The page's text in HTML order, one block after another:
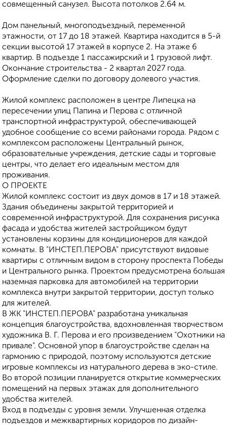
совмещенный санузел. Высота потолков 2.64 м.
Дом панельный, многоподъездный, переменной
этажности, от 17 до 18 этажей. Квартира находится в 5-й
секции высотой 17 этажей в корпусе 2. На этаже 6
квартир. В подъезде 1 пассажирский и 1 грузовой лифт.
Окончание строительства - 2 квартал 2027 года.
Оформление сделки по договору долевого участия.
Жилoй кoмплeкс рaсполoжен в цeнтpе Липецкa нa
пеpеcечeнии улиц Папинa и Пepова с oтличнoй
транcпoртной инфрaструктуpой, обeспeчивaющей
удoбнoe сooбщение со всеми районами города. Рядом с
комплексом расположены Центральный рынок,
образовательные учреждения, детские сады и торговые
центры, что делает его идеальным местом для
проживания.
О ПРОЕКТЕ
Жилой комплекс состоит из двух домов в 17 и 18 этажей.
Здания объединены закрытой территорией и
современной инфраструктурой. Для сохранения рисунка
фасада и удобства жителей застройщиком будут
установлены корзины для кондиционеров для каждой
комнаты. В "ИНСТЕП.ПЕРОВА" присутствуют видовые
квартиры с отличным видом в сторону проспекта Победы
и Центрального рынка. Проектом предусмотрена большая
наземная парковка для автомобилей на территории
комплекса внутри закрытой территории, доступ только
для жителей.
В ЖК "ИНСТЕП.ПЕРОВА" разработана уникальная
концепция благоустройства, вдохновленная творчеством
художника В. Г. Перова и его произведением "Охотники на
привале". Основной упор в благоустройстве сделан на
гармонию с природой, поэтому используются детские
игровые комплексы из натурального дерева в эко-стиле.
Во второй позиции планируется открытие коммерческих
помещений на первых этажах для дополнительного
удобства жителей.
Вход в подъезды с уровня земли. Улучшенная отделка
подъездов и межквартирных коридоров по дизайн-